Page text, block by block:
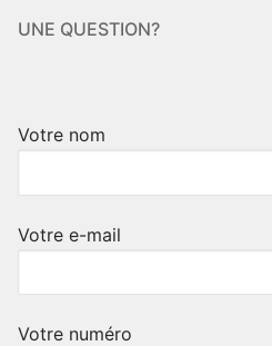
UNE QUESTION?
Votre nom
Votre e-mail
Votre numéro